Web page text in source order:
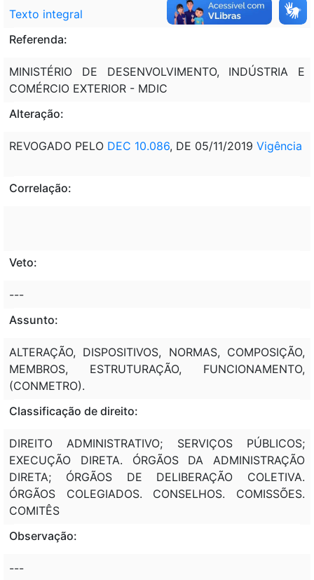
Texto integral
Referenda:
MINISTÉRIO DE DESENVOLVIMENTO, INDÚSTRIA E
COMÉRCIO EXTERIOR - MDIC
Alteração:
REVOGADO PELO DEC 10.086, DE 05/11/2019 Vigência
Correlação:
Veto:
---
Assunto:
ALTERAÇÃO, DISPOSITIVOS, NORMAS, COMPOSIÇÃO,
MEMBROS, ESTRUTURAÇÃO, FUNCIONAMENTO,
(CONMETRO).
Classificação de direito:
DIREITO ADMINISTRATIVO; SERVIÇOS PÚBLICOS;
EXECUÇÃO DIRETA. ÓRGÃOS DA ADMINISTRAÇÃO
DIRETA; ÓRGÃOS DE DELIBERAÇÃO COLETIVA.
ÓRGÃOS COLEGIADOS. CONSELHOS. COMISSÕES.
COMITÊS
Observação:
---